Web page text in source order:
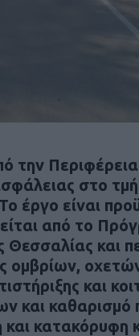
την
στο
έργο είναι
από το
Θεσσαλίας και
ομβρίων,
και
και καθαρισμό
και κατακόρυφη